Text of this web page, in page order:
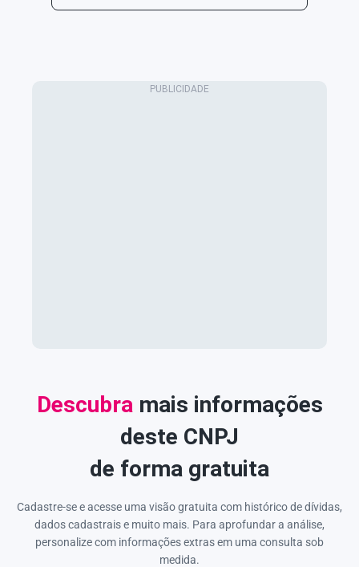
Descubra mais informações
deste CNPJ
de forma gratuita
Cadastre-se e acesse uma visão gratuita com histórico de dívidas,
dados cadastrais e muito mais. Para aprofundar a análise,
personalize com informações extras em uma consulta sob
medida.